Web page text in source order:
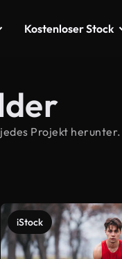
Kostenloser Stock
Projekt
iStock